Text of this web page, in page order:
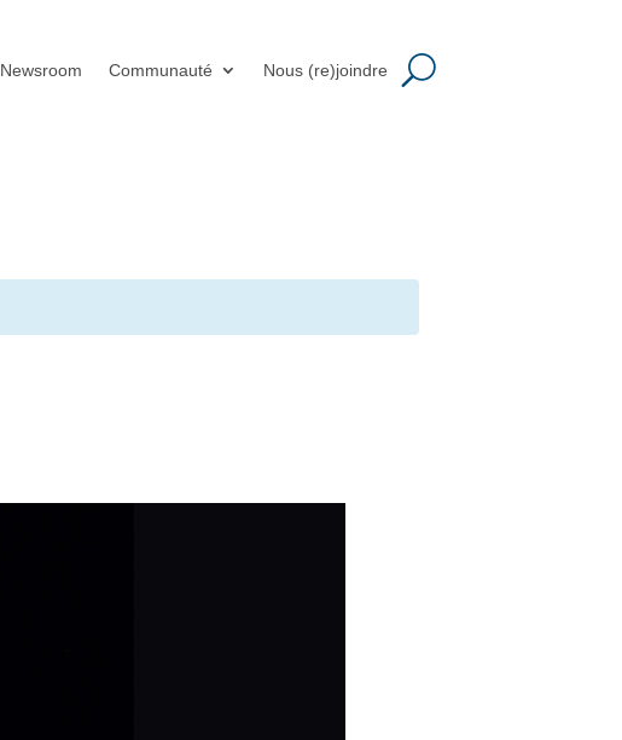
Newsroom Communauté Nous (re)joindre